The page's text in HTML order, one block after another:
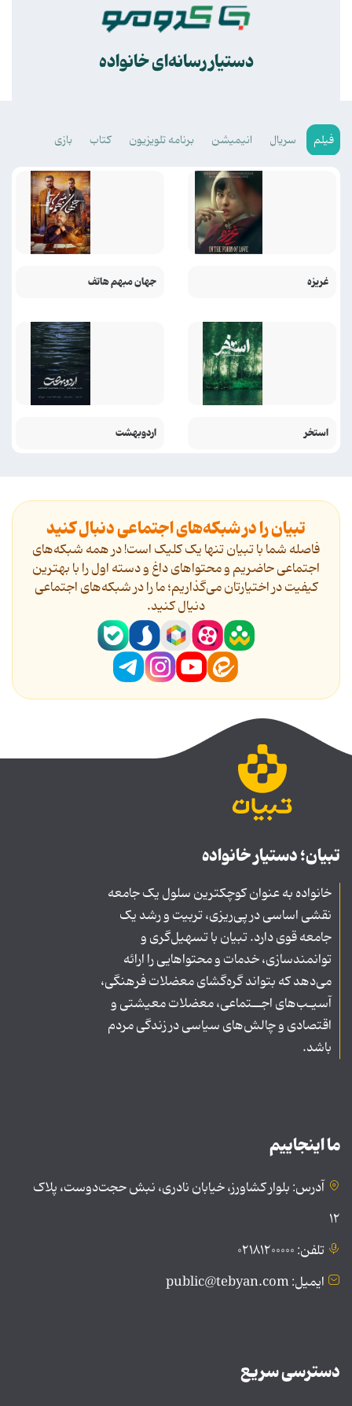
دستیار رسانه‌ای خانواده
فیلم سریال انیمیشن برنامه تلویزیون کتاب بازی
غریزه جهان مبهم هاتف
استخر اردوبهشت
تبیان را در شبکه‌های اجتماعی دنبال کنید
فاصله شما با تبیان تنها یک کلیک است! در همه شبکه‌های
اجتماعی حاضریم و محتواهای داغ و دسته اول را با بهترین
کیفیت در اختیارتان می‌گذاریم؛ ما را در شبکه‌های اجتماعی
دنیال کنید.
تبیان؛ دستیار خانواده
خانواده به عنوان کوچکترین سلول یک جامعه
نقشی اساسی در پی‌ریزی، تربیت و رشد یک
جامعه قوی دارد. تبیان با تسهیل‌گری و
توانمندسازی، خدمات و محتواهایی را ارائه
می‌دهد که بتواند گره‌گشای معضلات فرهنگی،
آسیـب‌های اجــتماعی، معضلات معیشتی و
اقتصادی و چالش‌های سیاسی در زندگی مردم
باشد.
ما اینجاییم
آدرس: بلوار کشاورز، خیابان نادری، نبش حجت‌دوست، پلاک
۱۲
تلفن: ۰۲۱۸۱۲۰۰۰۰۰
ایمیل: public@tebyan.com
دسترسی سریع